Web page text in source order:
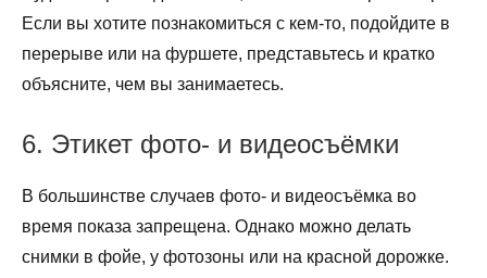
Если вы хотите познакомиться с кем-то, подойдите в
перерыве или на фуршете, представьтесь и кратко
объясните, чем вы занимаетесь.
6. Этикет фото- и видеосъёмки
В большинстве случаев фото- и видеосъёмка во
время показа запрещена. Однако можно делать
снимки в фойе, у фотозоны или на красной дорожке.